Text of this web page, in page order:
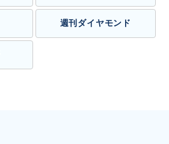
週刊ダイヤモンド